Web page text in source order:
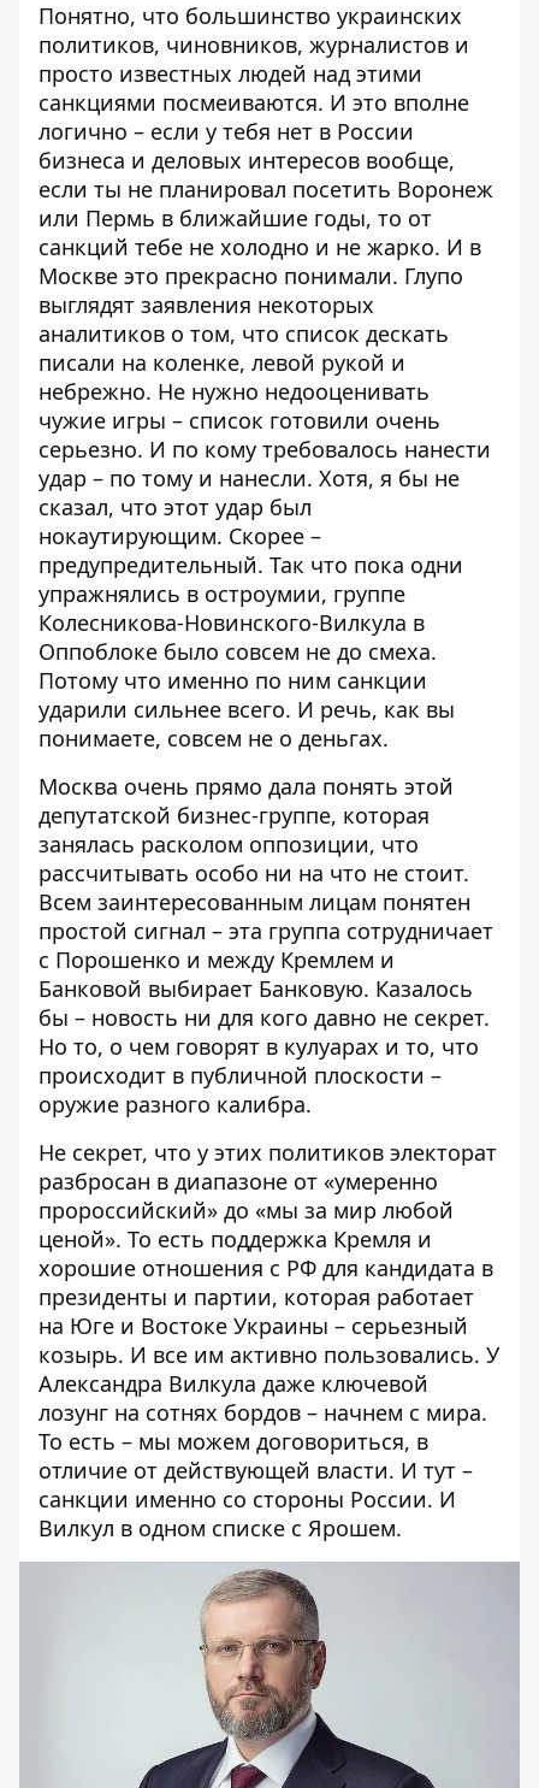
Понятно, что большинство украинских
политиков, чиновников, журналистов и
просто известных людей над этими
санкциями посмеиваются. И это вполне
логично – если у тебя нет в России
бизнеса и деловых интересов вообще,
если ты не планировал посетить Воронеж
или Пермь в ближайшие годы, то от
санкций тебе не холодно и не жарко. И в
Москве это прекрасно понимали. Глупо
выглядят заявления некоторых
аналитиков о том, что список дескать
писали на коленке, левой рукой и
небрежно. Не нужно недооценивать
чужие игры – список готовили очень
серьезно. И по кому требовалось нанести
удар – по тому и нанесли. Хотя, я бы не
сказал, что этот удар был
нокаутирующим. Скорее –
предупредительный. Так что пока одни
упражнялись в остроумии, группе
Колесникова-Новинского-Вилкула в
Оппоблоке было совсем не до смеха.
Потому что именно по ним санкции
ударили сильнее всего. И речь, как вы
понимаете, совсем не о деньгах.
Москва очень прямо дала понять этой
депутатской бизнес-группе, которая
занялась расколом оппозиции, что
рассчитывать особо ни на что не стоит.
Всем заинтересованным лицам понятен
простой сигнал – эта группа сотрудничает
с Порошенко и между Кремлем и
Банковой выбирает Банковую. Казалось
бы – новость ни для кого давно не секрет.
Но то, о чем говорят в кулуарах и то, что
происходит в публичной плоскости –
оружие разного калибра.
Не секрет, что у этих политиков электорат
разбросан в диапазоне от «умеренно
пророссийский» до «мы за мир любой
ценой». То есть поддержка Кремля и
хорошие отношения с РФ для кандидата в
президенты и партии, которая работает
на Юге и Востоке Украины – серьезный
козырь. И все им активно пользовались. У
Александра Вилкула даже ключевой
лозунг на сотнях бордов – начнем с мира.
То есть – мы можем договориться, в
отличие от действующей власти. И тут –
санкции именно со стороны России. И
Вилкул в одном списке с Ярошем.